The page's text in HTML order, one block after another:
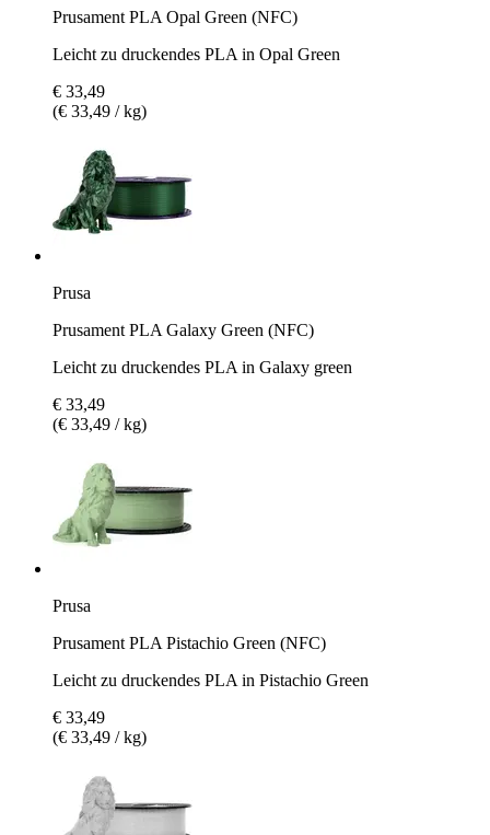
Prusament PLA Opal Green (NFC)
Leicht zu druckendes PLA in Opal Green
€ 33,49
(€ 33,49 / kg)
Prusa
Prusament PLA Galaxy Green (NFC)
Leicht zu druckendes PLA in Galaxy green
€ 33,49
(€ 33,49 / kg)
Prusa
Prusament PLA Pistachio Green (NFC)
Leicht zu druckendes PLA in Pistachio Green
€ 33,49
(€ 33,49 / kg)